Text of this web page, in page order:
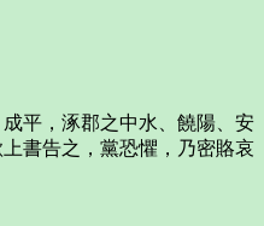
平，涿郡之中水、饒陽、安
書告之，黨恐懼，乃密賂哀